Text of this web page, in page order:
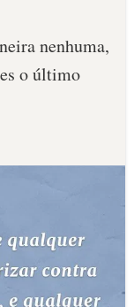
nenhuma,
o último